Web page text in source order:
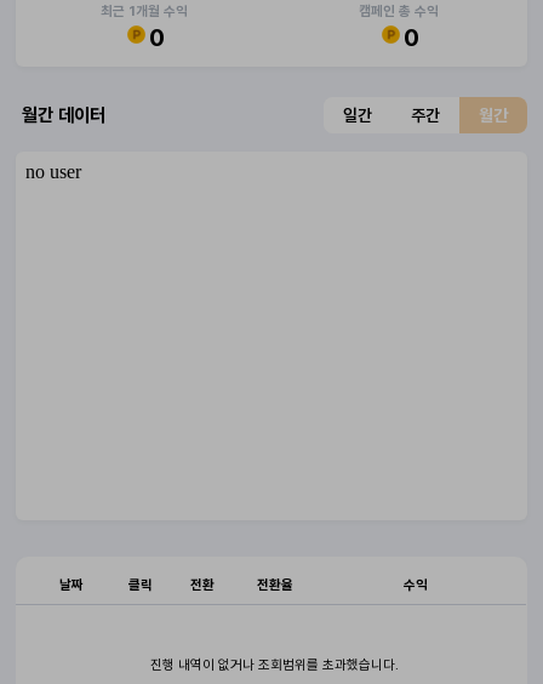
최근 1개월 수익
0
캠페인 총 수익
0
월간 데이터 일간 주간 월간
날짜 클릭 전환 전환율 수익
진행 내역이 없거나 조회범위를 초과했습니다.